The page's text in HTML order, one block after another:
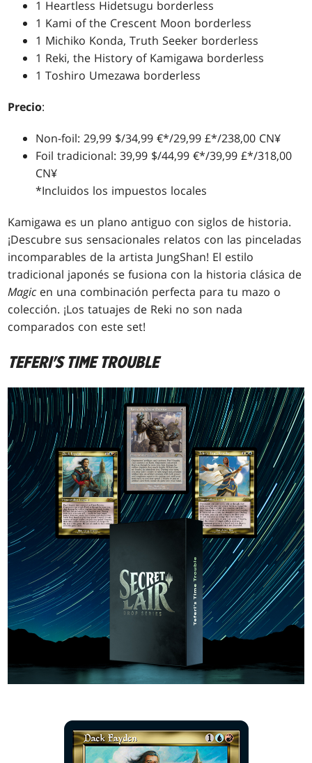
1 Heartless Hidetsugu borderless
1 Kami of the Crescent Moon borderless
1 Michiko Konda, Truth Seeker borderless
1 Reki, the History of Kamigawa borderless
1 Toshiro Umezawa borderless
Precio:
Non-foil: 29,99 $/34,99 €*/29,99 £*/238,00 CN¥
Foil tradicional: 39,99 $/44,99 €*/39,99 £*/318,00
CN¥
*Incluidos los impuestos locales
Kamigawa es un plano antiguo con siglos de historia.
¡Descubre sus sensacionales relatos con las pinceladas
incomparables de la artista JungShan! El estilo
tradicional japonés se fusiona con la historia clásica de
Magic en una combinación perfecta para tu mazo o
colección. ¡Los tatuajes de Reki no son nada
comparados con este set!
TEFERI'S TIME TROUBLE